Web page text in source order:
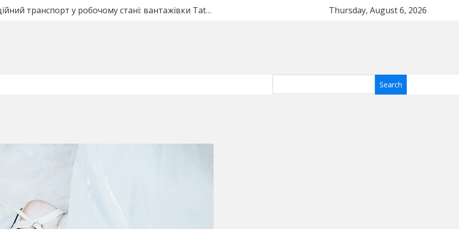
ворота под ключ в Полтаве: что входит в стоимость Топ-5 тканей для летнего платья: какие
Thursday, August 6, 2026